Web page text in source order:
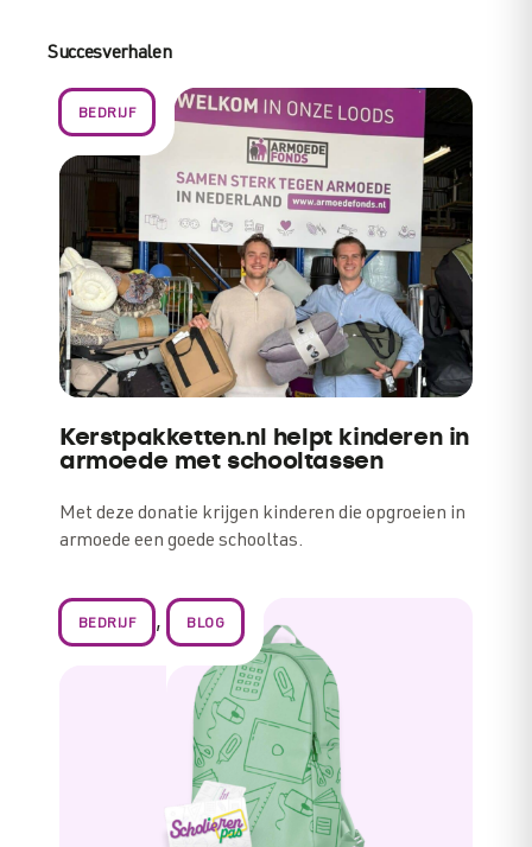
Succesverhalen
Kerstpakketten.nl helpt kinderen in
armoede met schooltassen
BEDRIJF
Met deze donatie krijgen kinderen die opgroeien in
armoede een goede schooltas.
BEDRIJF , BLOG